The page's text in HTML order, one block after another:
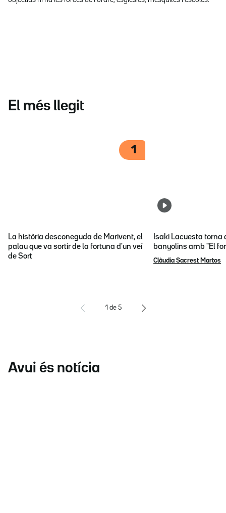
El més llegit
1
La història desconeguda de Marivent, el
palau que va sortir de la fortuna d'un veí
de Sort
Isaki Lacuesta torna
banyolins amb "El
Clàudia Sacrest Martos
1 de 5
Avui és notícia